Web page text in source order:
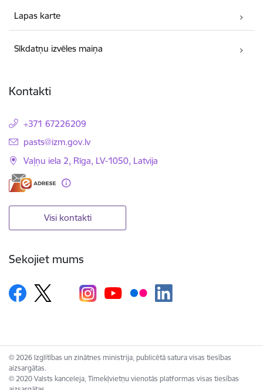
Lapas karte
Sīkdatņu izvēles maiņa
Kontakti
+371 67226209
E-pasts:
pasts@izm.gov.lv
Vaļņu iela 2, Rīga, LV-1050, Latvija
Visi kontakti
Sekojiet mums
© 2026 Izglītības un zinātnes ministrija, publicētā satura visas tiesības
aizsargātas.
© 2020 Valsts kanceleja, Tīmekļvietņu vienotās platformas visas tiesības